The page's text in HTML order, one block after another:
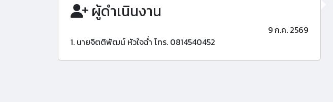
ผู้ดำเนินงาน
9 ก.ค. 2569
1. นายจิตติพัฒน์ หัวใจฉ่ำ โทร. 0814540452